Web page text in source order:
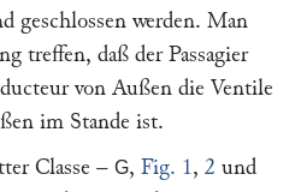
geschlossen werden. Man
treffen, daß der Passagier
von Außen die Ventile
im Stande ist.
Classe – G, Fig. 1, 2 und